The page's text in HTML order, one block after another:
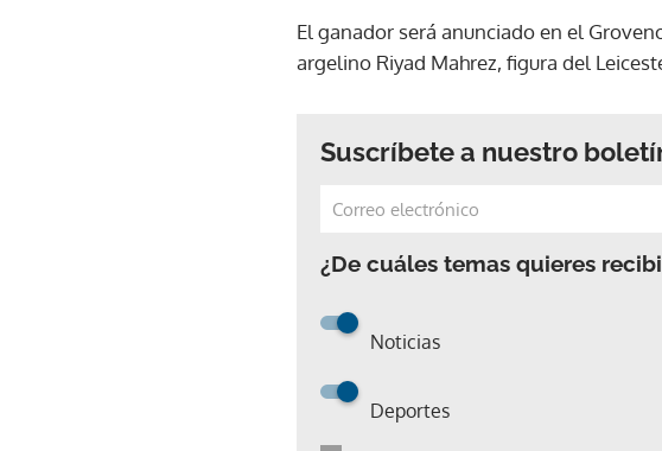
El ganador será anunciado en el
argelino Riyad Mahrez, figura del
Suscríbete a nuestro
¿De cuáles temas quieres
Noticias
Deportes